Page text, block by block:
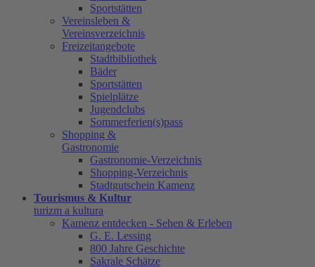
Sportstätten
Vereinsleben &
Vereinsverzeichnis
Freizeitangebote
Stadtbibliothek
Bäder
Sportstätten
Spielplätze
Jugendclubs
Sommerferien(s)pass
Shopping &
Gastronomie
Gastronomie-Verzeichnis
Shopping-Verzeichnis
Stadtgutschein Kamenz
Tourismus & Kultur
turizm a kultura
Kamenz entdecken - Sehen & Erleben
G. E. Lessing
800 Jahre Geschichte
Sakrale Schätze